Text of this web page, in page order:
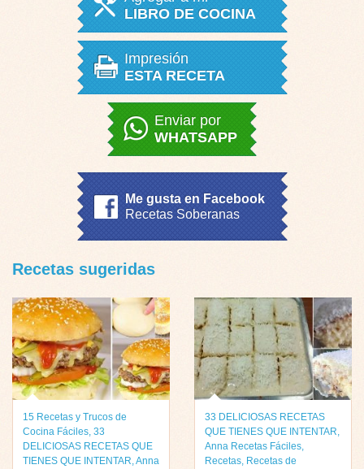
LIBRO DE COCINA
Impresión
ESTA RECETA
Enviar por
WHATSAPP
Me gusta en Facebook
Recetas Soberanas
Recetas sugeridas
15 Recetas y Trucos de
Cocina Fáciles, 33
DELICIOSAS RECETAS QUE
TIENES QUE INTENTAR,Anna
33 DELICIOSAS RECETAS
QUE TIENES QUE INTENTAR,
Anna Recetas Fáciles,
Recetas, Recetas de